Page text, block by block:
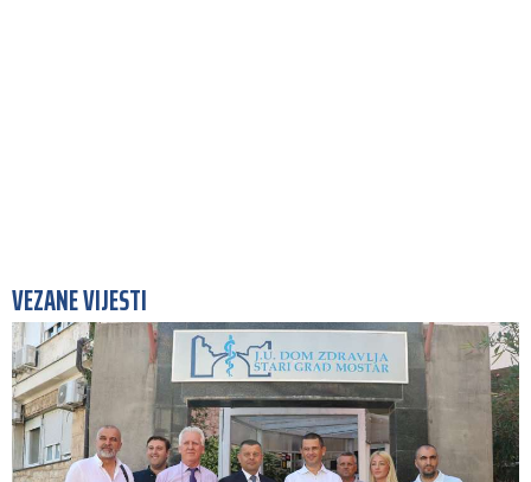
VEZANE VIJESTI